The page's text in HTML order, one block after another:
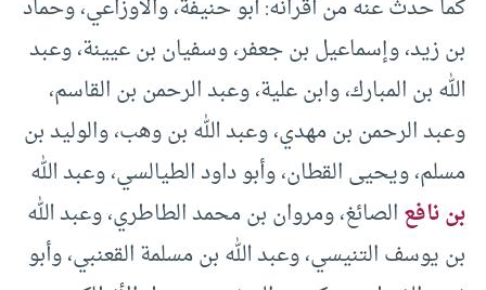
كما حدث عنه من أقرانه: أبو حنيفة، والأوزاعي، وحماد
بن زيد، وإسماعيل بن جعفر، وسفيان بن عيينة، وعبد
الله بن المبارك، وابن علية، وعبد الرحمن بن القاسم،
وعبد الرحمن بن مهدي، وعبد الله بن وهب، والوليد بن
مسلم، ويحيى القطان، وأبو داود الطيالسي، وعبد الله
بن نافعالصائغ، ومروان بن محمد الطاطري، وعبد الله
بن يوسف التنيسي، وعبد الله بن مسلمة القعنبي، وأبو